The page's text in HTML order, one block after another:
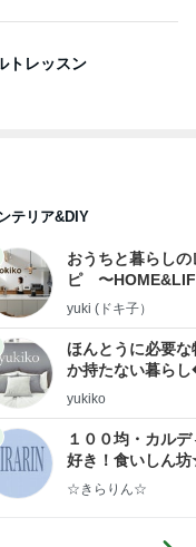
トレッスン
テリア&DIY
おうちと暮らしの
ピ 〜
yuki (ドキ子）
ほんとうに必要な
か持たない暮ら
ep Life Simple◆
yukiko
１００均・カルデ
好き！食いしん
らりん☆のブログ
☆きらりん☆